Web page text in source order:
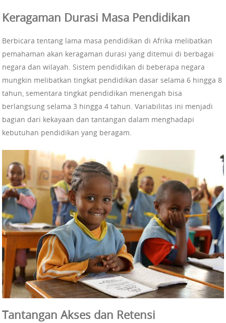
Keragaman Durasi Masa Pendidikan
Berbicara tentang lama masa pendidikan di Afrika melibatkan
pemahaman akan keragaman durasi yang ditemui di berbagai
negara dan wilayah. Sistem pendidikan di beberapa negara
mungkin melibatkan tingkat pendidikan dasar selama 6 hingga 8
tahun, sementara tingkat pendidikan menengah bisa
berlangsung selama 3 hingga 4 tahun. Variabilitas ini menjadi
bagian dari kekayaan dan tantangan dalam menghadapi
kebutuhan pendidikan yang beragam.
Tantangan Akses dan Retensi